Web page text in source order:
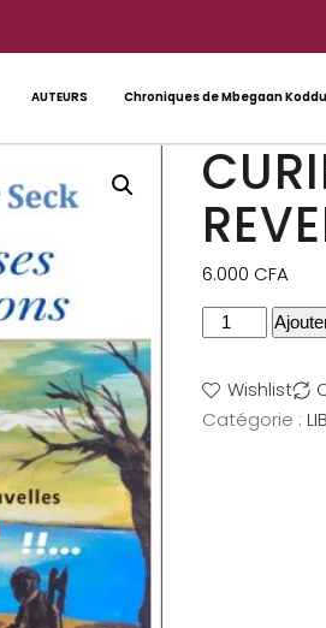
AUTEURS Chroniques de Mbegaan Koddu
6.000 CFA
Wishlist
Catégorie :